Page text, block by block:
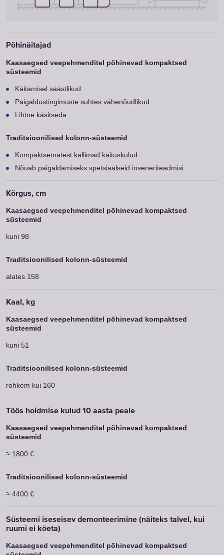
Käitamisel säästlikud
Paigaldustingimuste suhtes vähenõudlikud
Lihtne käsitseda
Kompaktsematest kallimad käituskulud
Nõuab paigaldamiseks spetsiaalseid inseneriteadmisi
kuni 98
alates 158
kuni 51
rohkem kui 160
≈ 1800 €
≈ 4400 €